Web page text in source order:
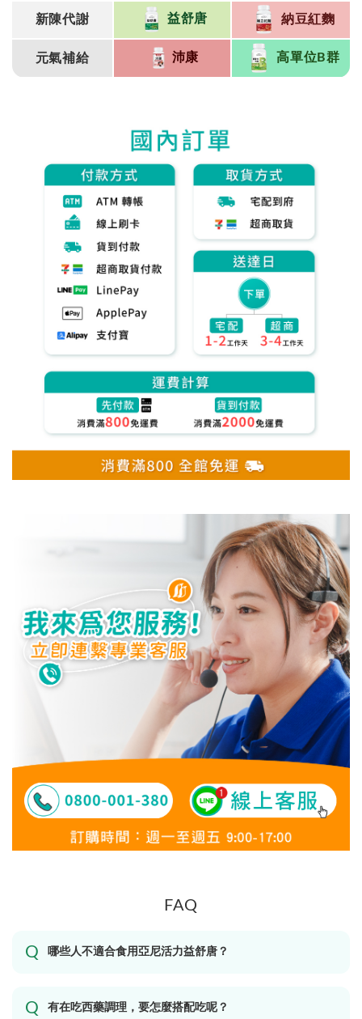
新陳代謝 益舒唐 納豆紅麴
元氣補給 沛康 高單位B群
FAQ
哪些人不適合食用亞尼活力益舒唐？
有在吃西藥調理，要怎麼搭配吃呢？